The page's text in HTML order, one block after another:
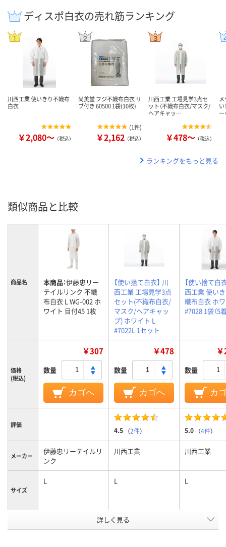
ディスポ白衣の売れ筋ランキング
川西工業 使いきり不織布
白衣
￥2,080～ （税込）
尚美堂 フジ不織布白衣 リ
ブ付き 60500 1袋(10枚)
(1件)
￥2,162 （税込）
川西工業 工場見学3点セ
ット（不織布白衣/マスク/
ヘアキャッ…
￥478～ （税込）
ランキングをもっと見る
類似商品と比較
商品名 本商品：伊藤忠リー
テイルリンク 不織
布白衣 L WG-002 ホ
ワイト 目付45 1枚
【使い捨て白衣】 川
西工業 工場見学3点
セット(不織布白衣/
マスク/ヘアキャッ
プ) ホワイト L
#7022L 1セット
【使い捨て白
西工業 使い
織布白衣 ホ
#7028 1袋（5
価格
(税込)
￥307
数量
カゴへ
￥478
数量
カゴへ
数量
カ
評価
4.5 （2件） 5.0 （4件）
メーカー
伊藤忠リーテイルリ
ンク
川西工業 川西工業
サイズ
L L L
ファスナータイプ ファスナー
詳しく見る